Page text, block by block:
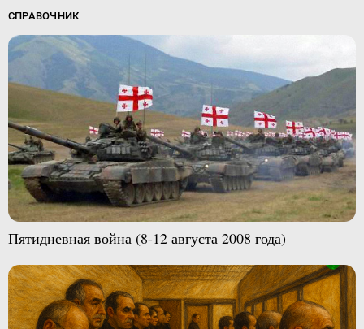
СПРАВОЧНИК
Пятидневная война (8-12 августа 2008 года)